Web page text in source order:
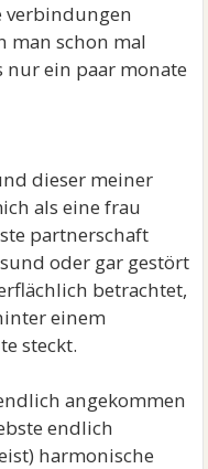
verbindungen
man schon mal
nur ein paar monate
dieser meiner
als eine frau
partnerschaft
oder gar gestört
betrachtet,
einem
steckt.
angekommen
endlich
harmonische